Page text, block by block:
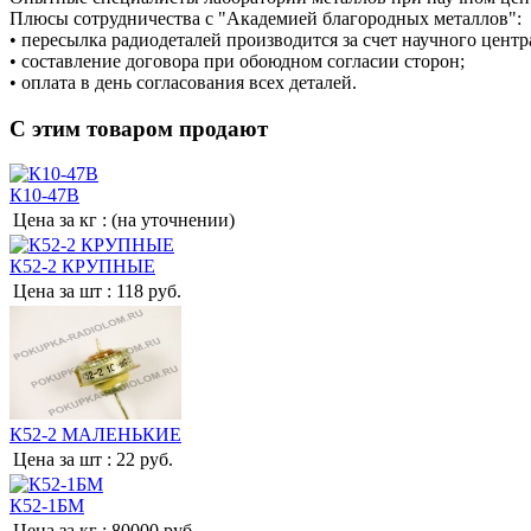
Плюсы сотрудничества с "Академией благородных металлов":
• пересылка радиодеталей производится за счет научного
• составление договора при обоюдном согласии сторон;
• оплата в день согласования всех деталей.
С этим товаром продают
К10-47В
Цена за кг : (на уточнении)
К52-2 КРУПНЫЕ
Цена за шт : 118 руб.
К52-2 МАЛЕНЬКИЕ
Цена за шт : 22 руб.
К52-1БМ